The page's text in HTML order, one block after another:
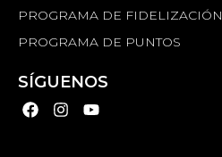
PROGRAMA DE FIDELIZACIÓN
PROGRAMA DE PUNTOS
SÍGUENOS